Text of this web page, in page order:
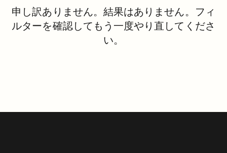
申し訳ありません。結果はありません。フィ
ルターを確認してもう一度やり直してくださ
い。